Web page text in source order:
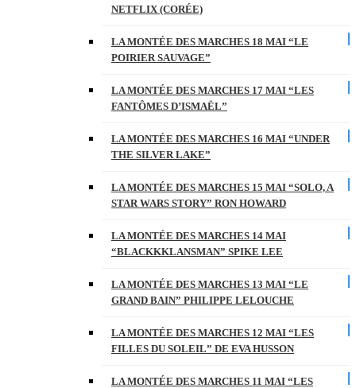
NETFLIX (CORÉE)
LA MONTÉE DES MARCHES 18 MAI “LE
POIRIER SAUVAGE”
LA MONTÉE DES MARCHES 17 MAI “LES
FANTÔMES D’ISMAËL”
LA MONTÉE DES MARCHES 16 MAI “UNDER
THE SILVER LAKE”
LA MONTÉE DES MARCHES 15 MAI “SOLO, A
STAR WARS STORY” RON HOWARD
LA MONTÉE DES MARCHES 14 MAI
“BLACKKKLANSMAN” SPIKE LEE
LA MONTÉE DES MARCHES 13 MAI “LE
GRAND BAIN” PHILIPPE LELOUCHE
LA MONTÉE DES MARCHES 12 MAI “LES
FILLES DU SOLEIL” DE EVA HUSSON
LA MONTÉE DES MARCHES 11 MAI “LES